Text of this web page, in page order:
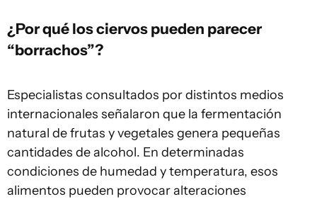
¿Por qué los ciervos pueden parecer
“borrachos”?
Especialistas consultados por distintos medios
internacionales señalaron que la fermentación
natural de frutas y vegetales genera pequeñas
cantidades de alcohol. En determinadas
condiciones de humedad y temperatura, esos
alimentos pueden provocar alteraciones